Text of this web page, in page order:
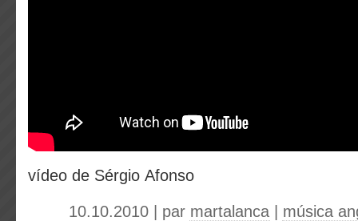
vídeo de Sérgio Afonso
10.10.2010 | par martalanca música